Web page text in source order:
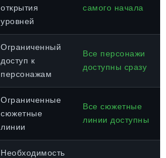
открытия
уровней
самого начала
Ограниченный
доступ к
персонажам
Все персонажи
доступны сразу
Ограниченные
сюжетные
линии
Все сюжетные
линии доступны
Необходимость